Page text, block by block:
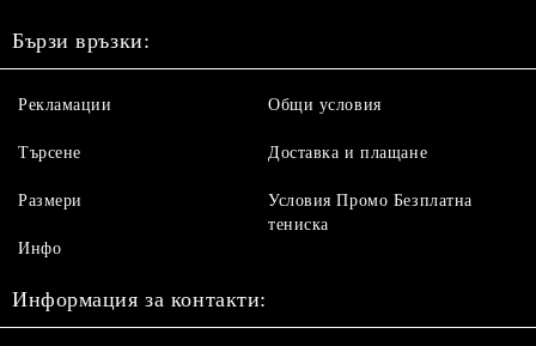
Бързи връзки:
Рекламации
Търсене
Размери
Инфо
Общи условия
Доставка и плащане
Условия Промо Безплатна
тениска
Информация за контакти: